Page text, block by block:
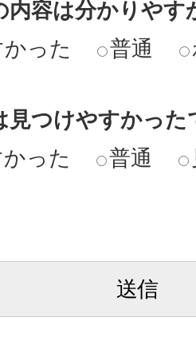
内容は分かりやす
った 普通
見つけやすかった
った 普通